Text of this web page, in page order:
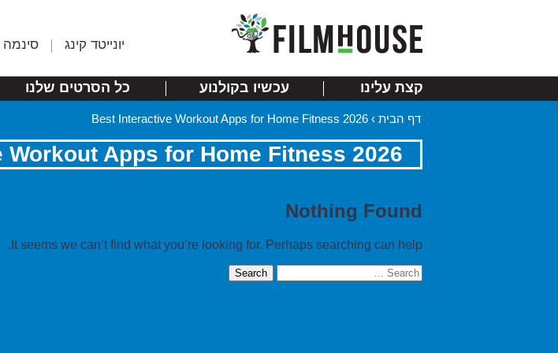
יונייטד קינג סינמה
קצת עלינו עכשיו בקולנוע כל הסרטים שלנו
דף הבית ›
Best Interactive Workout Apps for Home Fitness 2026
Apps for Home Fitness 2026
Nothing Found
It seems we can’t find what you’re looking for. Perhaps searching can help.
Search
for: